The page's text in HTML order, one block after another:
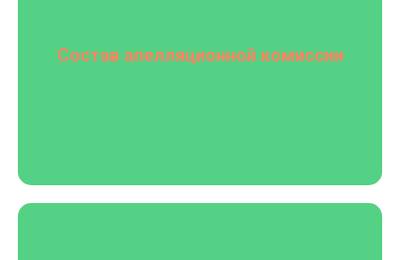
Состав апелляционной комиссии